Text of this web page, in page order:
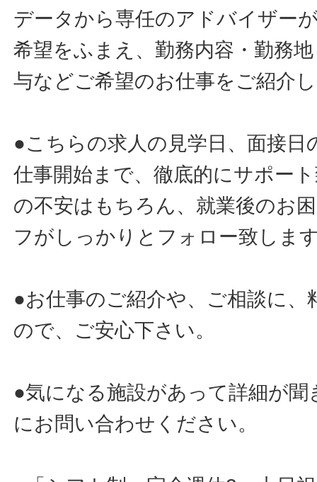
データから専任のアドバイザー
希望をふまえ、勤務内容・勤務
与などご希望のお仕事をご紹介
●こちらの求人の見学日、面接日
仕事開始まで、徹底的にサポー
の不安はもちろん、就業後のお
フがしっかりとフォロー致しま
●お仕事のご紹介や、ご相談に
ので、ご安心下さい。
●気になる施設があって詳細が
にお問い合わせください。